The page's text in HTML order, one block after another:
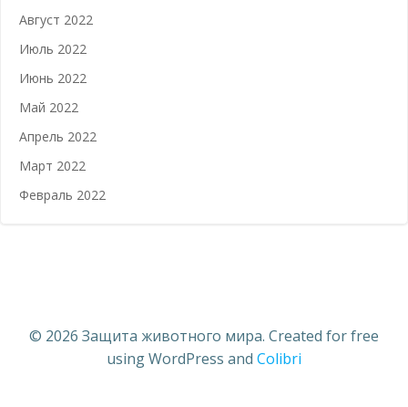
Август 2022
Июль 2022
Июнь 2022
Май 2022
Апрель 2022
Март 2022
Февраль 2022
© 2026 Защита животного мира. Created for free
using WordPress and Colibri